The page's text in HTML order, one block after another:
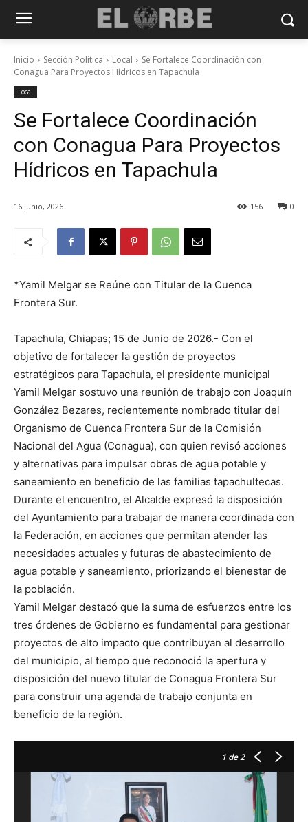
Inicio Sección Politica Local
Se Fortalece Coordinación con
Conagua Para Proyectos Hídricos en Tapachula
Local
Se Fortalece Coordinación
con Conagua Para Proyectos
Hídricos en Tapachula
16 junio, 2026 0
156
*Yamil Melgar se Reúne con Titular de la Cuenca
Frontera Sur.
Tapachula, Chiapas; 15 de Junio de 2026.- Con el
objetivo de fortalecer la gestión de proyectos
estratégicos para Tapachula, el presidente municipal
Yamil Melgar sostuvo una reunión de trabajo con Joaquín
González Bezares, recientemente nombrado titular del
Organismo de Cuenca Frontera Sur de la Comisión
Nacional del Agua (Conagua), con quien revisó acciones
y alternativas para impulsar obras de agua potable y
saneamiento en beneficio de las familias tapachultecas.
Durante el encuentro, el Alcalde expresó la disposición
del Ayuntamiento para trabajar de manera coordinada con
la Federación, en acciones que permitan atender las
necesidades actuales y futuras de abastecimiento de
agua potable y saneamiento, priorizando el bienestar de
la población.
Yamil Melgar destacó que la suma de esfuerzos entre los
tres órdenes de Gobierno es fundamental para gestionar
proyectos de alto impacto que contribuyan al desarrollo
del municipio, al tiempo que reconoció la apertura y
disposición del nuevo titular de Conagua Frontera Sur
para construir una agenda de trabajo conjunta en
beneficio de la región.
1 de 2